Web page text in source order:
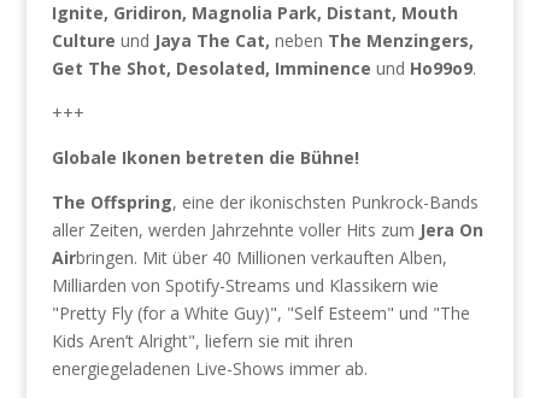
Ignite, Gridiron, Magnolia Park, Distant, Mouth
Culture und Jaya The Cat, neben The Menzingers,
Get The Shot, Desolated, Imminence und Ho99o9.
+++
Globale Ikonen betreten die Bühne!
The Offspring, eine der ikonischsten Punkrock-Bands
aller Zeiten, werden Jahrzehnte voller Hits zum Jera On
Airbringen. Mit über 40 Millionen verkauften Alben,
Milliarden von Spotify-Streams und Klassikern wie
"Pretty Fly (for a White Guy)", "Self Esteem" und "The
Kids Aren’t Alright", liefern sie mit ihren
energiegeladenen Live-Shows immer ab.